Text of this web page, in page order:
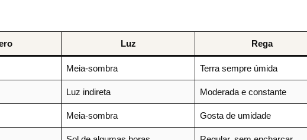
Luz Rega
Meia-sombra Terra sempre úmida
Luz indireta Moderada e constante
Meia-sombra Gosta de umidade